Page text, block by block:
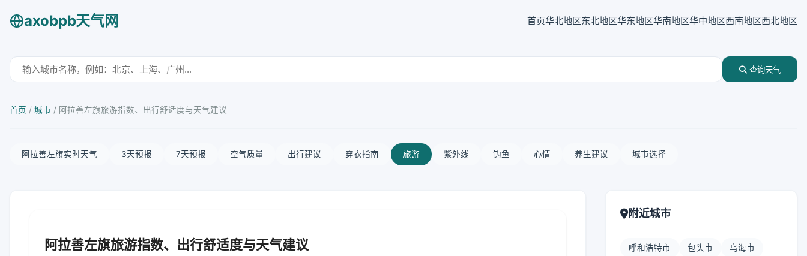
axobpb天气网 首页华北地区东北地区华东地区华南地区华中地区西南地区西北地区
查询天气
首页 / 城市 / 阿拉善左旗旅游指数、出行舒适度与天气建议
阿拉善左旗实时天气 3天预报 7天预报 空气质量 出行建议 穿衣指南 旅游 紫外线 钓鱼 心情 养生建议 城市选择
阿拉善左旗旅游指数、出行舒适度与天气建议
附近城市
呼和浩特市 包头市 乌海市